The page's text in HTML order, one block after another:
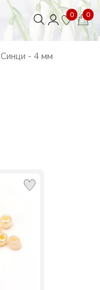
0 0
Синци - 4 мм